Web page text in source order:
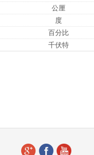
公厘
度
百分比
千伏特